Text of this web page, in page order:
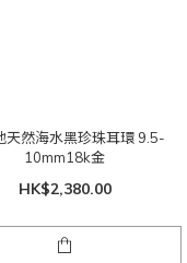
天然海水黑珍珠耳環 9.5-
10mm18k金
HK$2,380.00